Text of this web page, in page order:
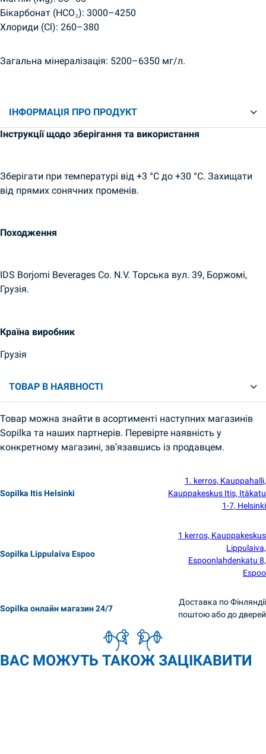
Бікарбонат (HCO₃): 3000–4250
Хлориди (Cl): 260–380
Загальна мінералізація: 5200–6350 мг/л.
ІНФОРМАЦІЯ ПРО ПРОДУКТ
Інструкції щодо зберігання та використання
Зберігати при температурі від +3 °C до +30 °C. Захищати
від прямих сонячних променів.
Походження
IDS Borjomi Beverages Co. N.V. Торська вул. 39, Боржомі,
Грузія.
Країна виробник
Грузія
ТОВАР В НАЯВНОСТІ
Товар можна знайти в асортименті наступних магазинів
Sopilka та наших партнерів. Перевірте наявність у
конкретному магазині, зв’язавшись із продавцем.
Sopilka Itis Helsinki
1. kerros, Kauppahalli,
Kauppakeskus Itis, Itäkatu
1-7, Helsinki
Sopilka Lippulaiva Espoo
1 kerros, Kauppakeskus
Lippulaiva,
Espoonlahdenkatu 8,
Espoo
Sopilka онлайн магазин 24/7
Доставка по Фінляндії
поштою або до дверей
ВАС МОЖУТЬ ТАКОЖ ЗАЦІКАВИТИ